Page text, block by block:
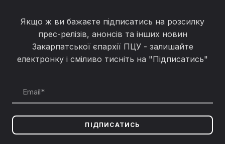
Якщо ж ви бажаєте підписатись на розсилку
прес-релізів, анонсів та інших новин
Закарпатської єпархії ПЦУ - залишайте
електронку і сміливо тисніть на "Підписатись"
ПІДПИСАТИСЬ